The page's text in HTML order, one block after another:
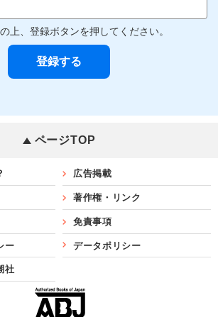
上、登録ボタンを押してください。
ページTOP
広告掲載
著作権・リンク
免責事項
ー データポリシー
社